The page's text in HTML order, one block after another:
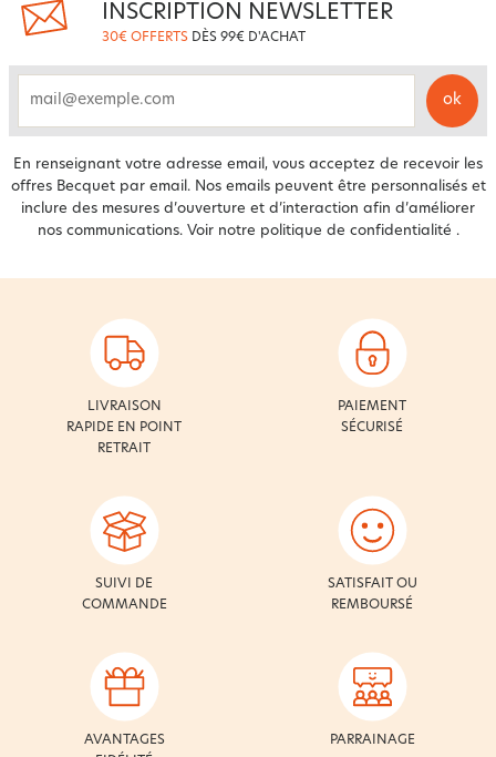
INSCRIPTION NEWSLETTER
30€ OFFERTS DÈS 99€ D'ACHAT
ok
En renseignant votre adresse email, vous acceptez de recevoir les
offres Becquet par email. Nos emails peuvent être personnalisés et
inclure des mesures d’ouverture et d’interaction afin d’améliorer
nos communications. Voir notre politique de confidentialité .
LIVRAISON
RAPIDE EN POINT
RETRAIT
PAIEMENT
SÉCURISÉ
SUIVI DE
COMMANDE
SATISFAIT OU
REMBOURSÉ
AVANTAGES
PARRAINAGE